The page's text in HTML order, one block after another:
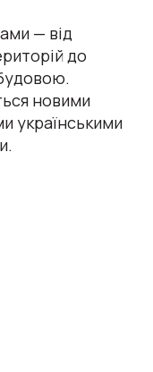
— від
до
новими
українськими